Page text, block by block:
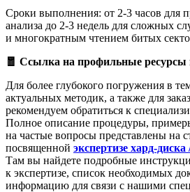
Сроки выполнения: от 2-3 часов для
анализа до 2-3 недель для сложных
и многократным чтением битых
🧧 Ссылка на профильные ресурсы
Для более глубокого погружения в
актуальных методик, а также для
рекомендуем обратиться к
Полное описание процедуры,
на частые вопросы представлены на
посвященной экспертизе хард-
Там вы найдете подробные
к экспертизе, список необходимых
информацию для связи с нашими